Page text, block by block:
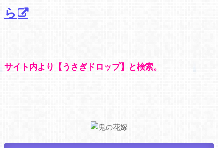
ら
サイト内より【うさぎドロップ】と検索。